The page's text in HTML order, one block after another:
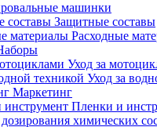
машинки
Защитные составы
Расходные
Уход за
Уход за
Маркетинг
Пленки и